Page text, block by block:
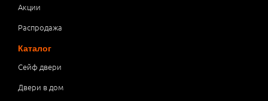
Акции
Распродажа
Каталог
Сейф двери
Двери в дом